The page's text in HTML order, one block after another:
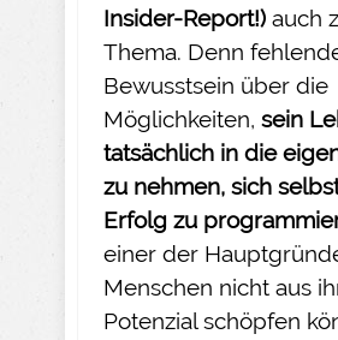
Insider-Report!) auch
Thema. Denn
Bewusstsein über die
Möglichkeiten, sein
tatsächlich in die
zu nehmen, sich
Erfolg zu
einer der
Menschen nicht aus
Potenzial schöpfen